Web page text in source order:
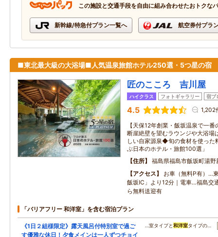
この施設と交通手段を自由に組み合わせたおトクな
新幹線/特急付プラン一覧へ 航空券付プラ
■東北最大級の大浴場■人気温泉旅館ホテル250選・5つ星の宿
匠のこころ 吉川屋
ハイクラス フォトギャラリー 宿ブ
4.5 1,202
【天保12年創業・飯坂温泉で一
断崖絶壁を望むラウンジや大浴
しい自家源泉◆旬の食材を使っ
ぶ日本のホテル・旅館100選」
住所
福島県福島市飯坂町湯野
アクセス
お車（無料P有）…
飯坂IC」より12分｜電車…福島交
ら無料送迎有
「バリアフリー 和洋室」を含む宿泊プラン
《1日２組様限定》露天風呂付特別室で過ご
す優雅な休日！夕食メインは一人ずつチョイ
…室タイプと和洋室タイプの…